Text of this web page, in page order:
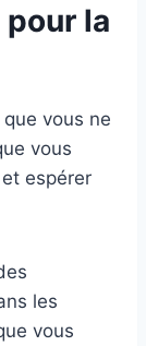
la
vous ne
vous
espérer
les
vous